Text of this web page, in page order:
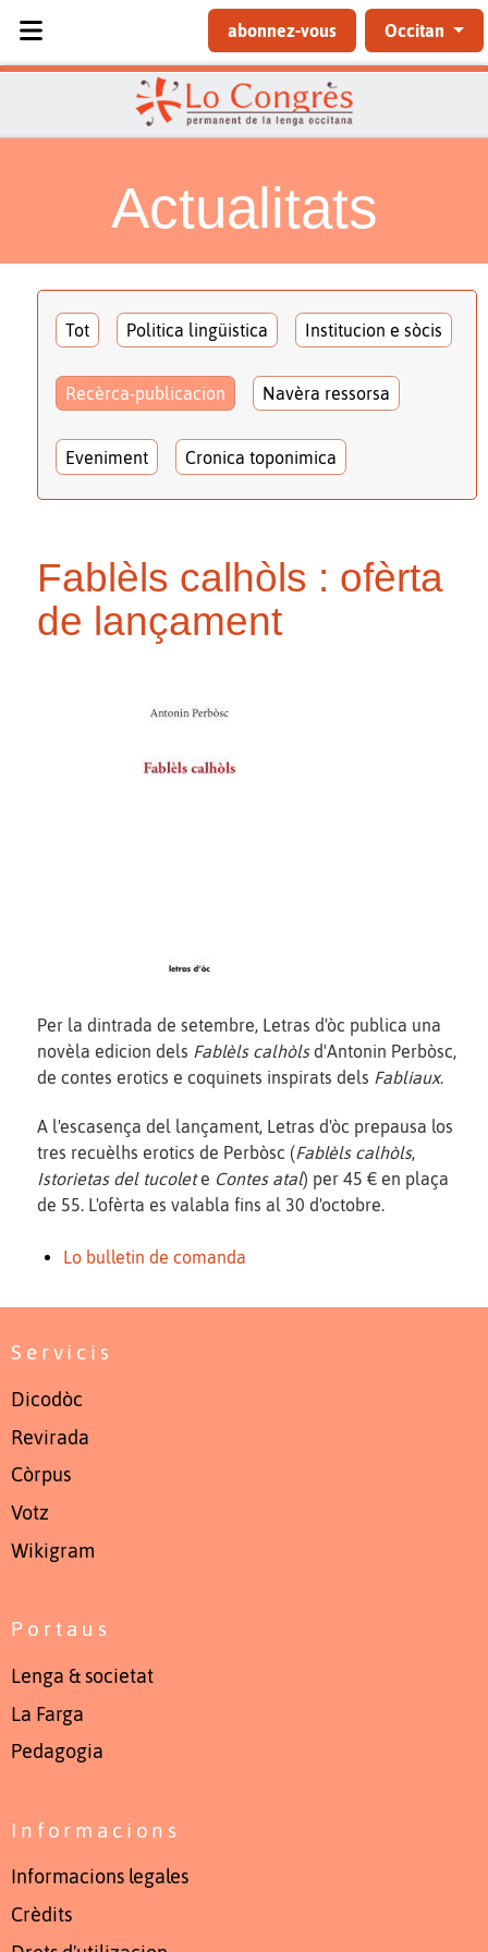
abonnez-vous Occitan
Actualitats
Tot Politica lingüistica Institucion e sòcis
Recèrca-publicacion Navèra ressorsa
Eveniment Cronica toponimica
Fablèls calhòls : ofèrta
de lançament
Per la dintrada de setembre, Letras d'òc publica una
novèla edicion dels Fablèls calhòlsd'Antonin Perbòsc,
de contes erotics e coquinets inspirats dels Fabliaux.
A l'escasença del lançament, Letras d'òc prepausa los
tres recuèlhs erotics de Perbòsc (Fablèls calhòls,
Istorietas del tucolete Contes atal) per 45 € en plaça
de 55. L'ofèrta es valabla fins al 30 d'octobre.
Lo bulletin de comanda
Servicis
Dicodòc
Revirada
Còrpus
Votz
Wikigram
Portaus
Lenga & societat
La Farga
Pedagogia
Informacions
Informacions legales
Crèdits